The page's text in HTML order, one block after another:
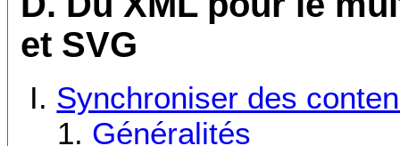
et SVG
Synchroniser des
Généralités